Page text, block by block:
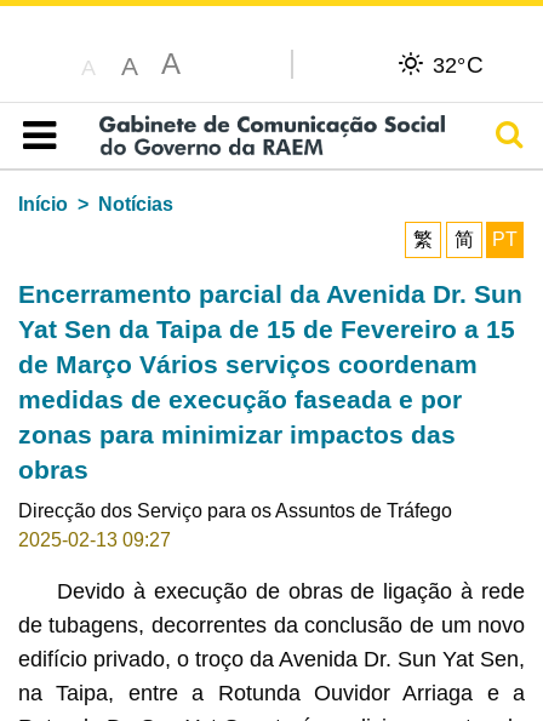
A A A 32°C
Índice
Início
Notícias
繁
简 PT
Encerramento parcial da Avenida Dr. Sun
Yat Sen da Taipa de 15 de Fevereiro a 15
de Março Vários serviços coordenam
medidas de execução faseada e por
zonas para minimizar impactos das
obras
Direcção dos Serviço para os Assuntos de Tráfego
2025-02-13 09:27
Devido à execução de obras de ligação à rede
de tubagens, decorrentes da conclusão de um novo
edifício privado, o troço da Avenida Dr. Sun Yat Sen,
na Taipa, entre a Rotunda Ouvidor Arriaga e a